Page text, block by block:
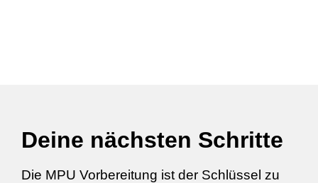
Deine nächsten Schritte
Die MPU Vorbereitung ist der Schlüssel zu